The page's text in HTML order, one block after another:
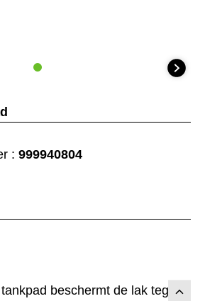
beschermt de lak tegen
: 999940804